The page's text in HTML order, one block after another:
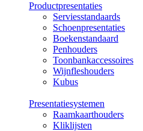
Productpresentaties
Serviesstandaards
Schoenpresentaties
Boekenstandaard
Penhouders
Toonbankaccessoires
Wijnfleshouders
Kubus
Presentatiesystemen
Raamkaarthouders
Kliklijsten